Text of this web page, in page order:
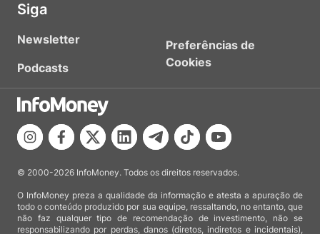
Siga
Newsletter
Podcasts
Preferências de
Cookies
© 2000-2026 InfoMoney. Todos os direitos reservados.
O InfoMoney preza a qualidade da informação e atesta a apuração de
todo o conteúdo produzido por sua equipe, ressaltando, no entanto, que
não faz qualquer tipo de recomendação de investimento, não se
responsabilizando por perdas, danos (diretos, indiretos e incidentais),